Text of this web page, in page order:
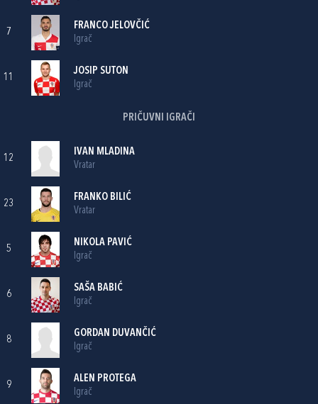
7
FRANCO JELOVČIĆ
Igrač
11
JOSIP SUTON
Igrač
PRIČUVNI IGRAČI
12
IVAN MLADINA
Vratar
23
FRANKO BILIĆ
Vratar
5
NIKOLA PAVIĆ
Igrač
6
SAŠA BABIĆ
Igrač
8
GORDAN DUVANČIĆ
Igrač
9
ALEN PROTEGA
Igrač